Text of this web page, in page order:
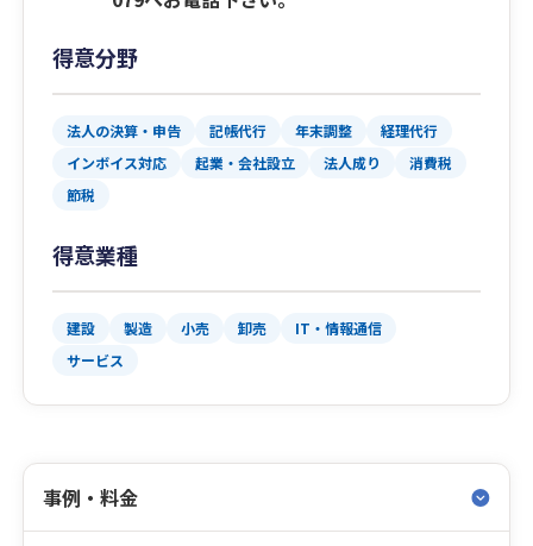
得意分野
法人の決算・申告 記帳代行 年末調整
経理代行
インボイス対応
起業・会社設立 法人成り
消費税
節税
得意業種
建設 製造 小売 卸売
IT・情報通信
サービス
事例・料金